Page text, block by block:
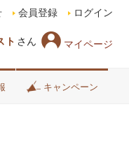
ト さん マイページ
会員登録 ログイン
キャンペーン